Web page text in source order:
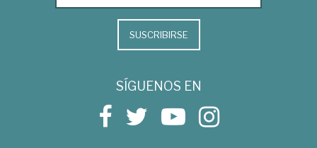
SUSCRIBIRSE
SÍGUENOS EN